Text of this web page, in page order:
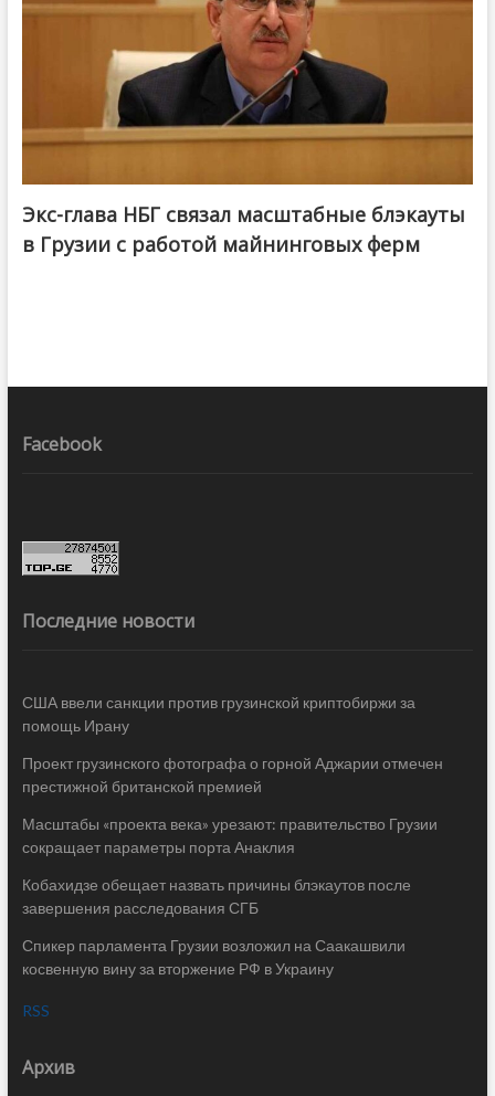
Экс-глава НБГ связал масштабные блэкауты
в Грузии с работой майнинговых ферм
Facebook
Последние новости
США ввели санкции против грузинской криптобиржи за
помощь Ирану
Проект грузинского фотографа о горной Аджарии отмечен
престижной британской премией
Масштабы «проекта века» урезают: правительство Грузии
сокращает параметры порта Анаклия
Кобахидзе обещает назвать причины блэкаутов после
завершения расследования СГБ
Спикер парламента Грузии возложил на Саакашвили
косвенную вину за вторжение РФ в Украину
RSS
Архив